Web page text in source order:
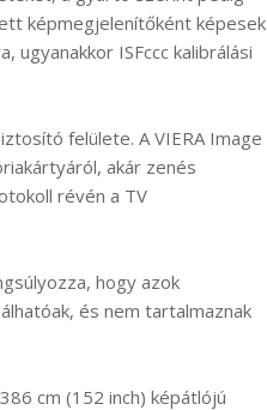
képmegjelenítőként képesek
ISFccc kalibrálási
felülete. A VIERA Image
akár zenés
révén a TV
hogy azok
és nem tartalmaznak
cm (152 inch) képátlójú